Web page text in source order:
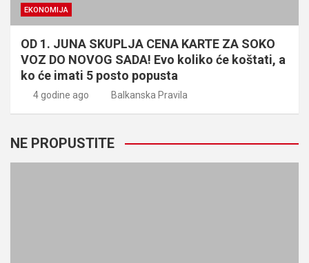
EKONOMIJA
OD 1. JUNA SKUPLJA CENA KARTE ZA SOKO
VOZ DO NOVOG SADA! Evo koliko će koštati, a
ko će imati 5 posto popusta
4 godine ago Balkanska Pravila
NE PROPUSTITE